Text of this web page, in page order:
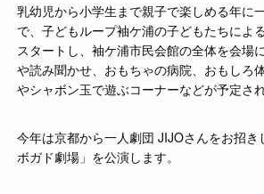
乳幼児から小学生まで親子で楽しめる年に
で、子どもループ袖ケ浦の子どもたちによ
スタートし、袖ケ浦市民会館の全体を会場
や読み聞かせ、おもちゃの病院、おもしろ
やシャボン玉で遊ぶコーナーなどが予定され
今年は京都から一人劇団 JIJOさんをお招き
ボガド劇場」を公演します。